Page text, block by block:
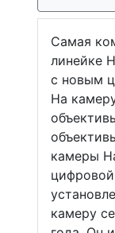
Самая
линейке
с новым
На
камеры
камеру